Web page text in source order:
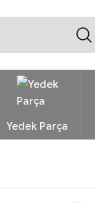
Yedek Parça